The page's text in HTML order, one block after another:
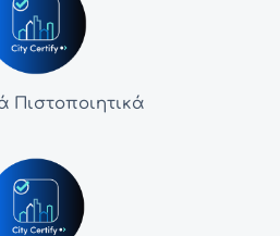
Πιστοποιητικά